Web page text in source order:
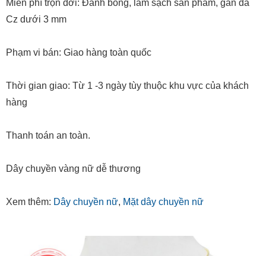
Miễn phí trọn đời: Đánh bóng, làm sạch sản phẩm, gắn đá
Cz dưới 3 mm
Phạm vi bán: Giao hàng toàn quốc
Thời gian giao: Từ 1 -3 ngày tùy thuộc khu vực của khách
hàng
Thanh toán an toàn.
Dây chuyền vàng nữ dễ thương
Xem thêm: Dây chuyền nữ, Mặt dây chuyền nữ